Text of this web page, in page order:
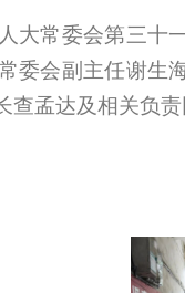
大常委会第三十
委会副主任谢生
孟达及相关负责